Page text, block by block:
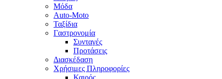
Μόδα
Auto-Moto
Ταξίδια
Γαστρονομία
Συνταγές
Προτάσεις
Διασκέδαση
Χρήσιμες Πληροφορίες
Καιρός